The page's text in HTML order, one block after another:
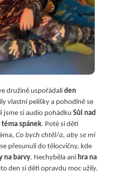
družině uspořádali den
vlastní pelíšky a pohodlně se
jsme si audio pohádku Sůl nad
téma spánek. Poté si děti
Co bych chtěl/a, aby se mi
přesunuli do tělocvičny, kde
na barvy. Nechyběla ani hra na
den si děti opravdu moc užily.